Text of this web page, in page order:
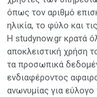
όπως τον αριθμό
ηλικία, το φύλο και
Η studynow.gr κρατά
αποκλειστική χρήση
τα προσωπικά
ενδιαφέροντος
ανωνυμίας για